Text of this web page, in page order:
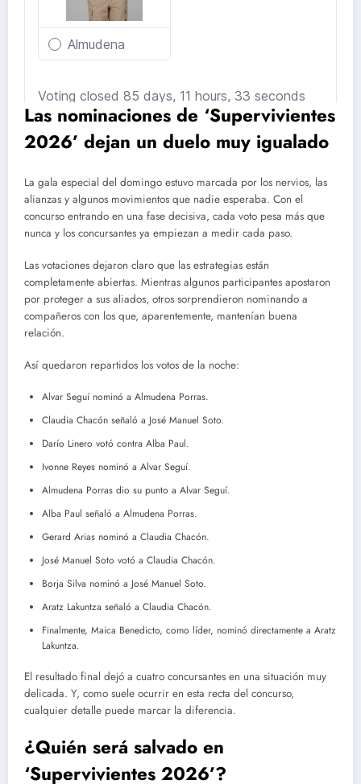
Las nominaciones de ‘Supervivientes
2026’ dejan un duelo muy igualado
La gala especial del domingo estuvo marcada por los nervios, las
alianzas y algunos movimientos que nadie esperaba. Con el
concurso entrando en una fase decisiva, cada voto pesa más que
nunca y los concursantes ya empiezan a medir cada paso.
Las votaciones dejaron claro que las estrategias están
completamente abiertas. Mientras algunos participantes apostaron
por proteger a sus aliados, otros sorprendieron nominando a
compañeros con los que, aparentemente, mantenían buena
relación.
Así quedaron repartidos los votos de la noche:
Alvar Seguí nominó a Almudena Porras.
Claudia Chacón señaló a José Manuel Soto.
Darío Linero votó contra Alba Paul.
Ivonne Reyes nominó a Alvar Seguí.
Almudena Porras dio su punto a Alvar Seguí.
Alba Paul señaló a Almudena Porras.
Gerard Arias nominó a Claudia Chacón.
José Manuel Soto votó a Claudia Chacón.
Borja Silva nominó a José Manuel Soto.
Aratz Lakuntza señaló a Claudia Chacón.
Finalmente, Maica Benedicto, como líder, nominó directamente a Aratz
Lakuntza.
El resultado final dejó a cuatro concursantes en una situación muy
delicada. Y, como suele ocurrir en esta recta del concurso,
cualquier detalle puede marcar la diferencia.
¿Quién será salvado en
‘Supervivientes 2026’?